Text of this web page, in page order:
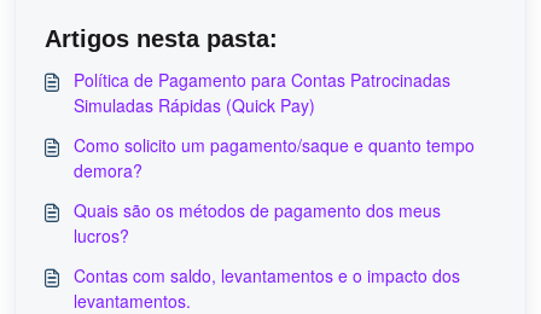
Artigos nesta pasta:
Política de Pagamento para Contas Patrocinadas
Simuladas Rápidas (Quick Pay)
Como solicito um pagamento/saque e quanto tempo
demora?
Quais são os métodos de pagamento dos meus
lucros?
Contas com saldo, levantamentos e o impacto dos
levantamentos.